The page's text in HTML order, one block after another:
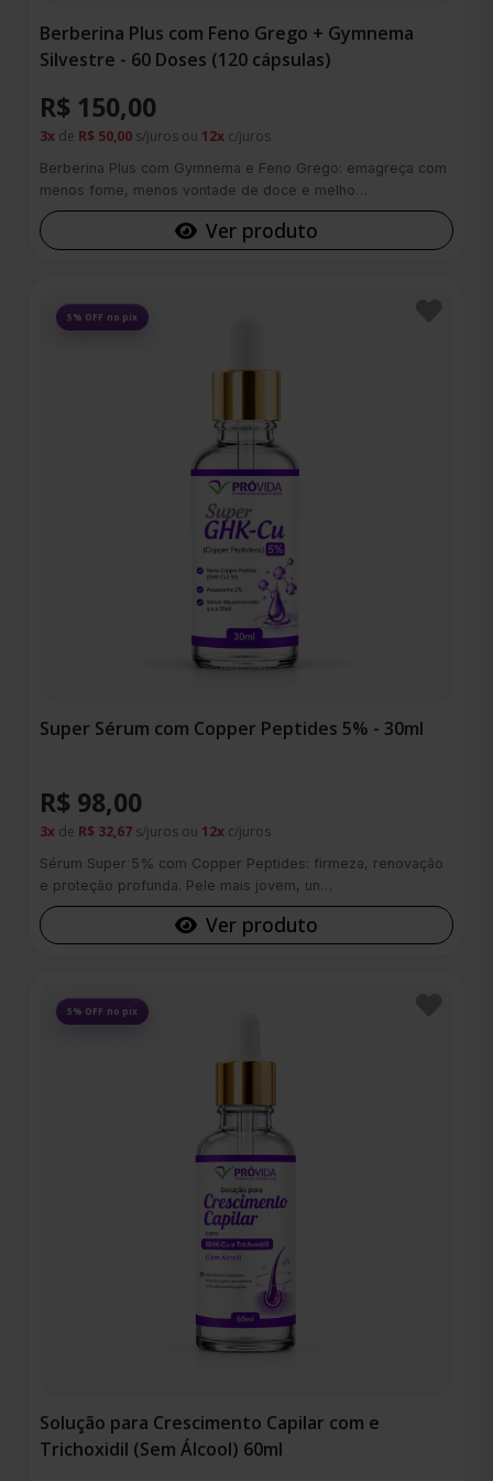
Berberina Plus com Feno Grego + Gymnema
Silvestre - 60 Doses (120 cápsulas)
R$ 150,00
3x de R$ 50,00 s/juros ou 12x c/juros
Berberina Plus com Gymnema e Feno Grego: emagreça com
menos fome, menos vontade de doce e melho…
Ver produto
5% OFF no pix
Favoritos
Super Sérum com Copper Peptides 5% - 30ml
R$ 98,00
3x de R$ 32,67 s/juros ou 12x c/juros
Sérum Super 5% com Copper Peptides: firmeza, renovação
e proteção profunda. Pele mais jovem, un…
Ver produto
5% OFF no pix
Favoritos
Solução para Crescimento Capilar com e
Trichoxidil (Sem Álcool) 60ml